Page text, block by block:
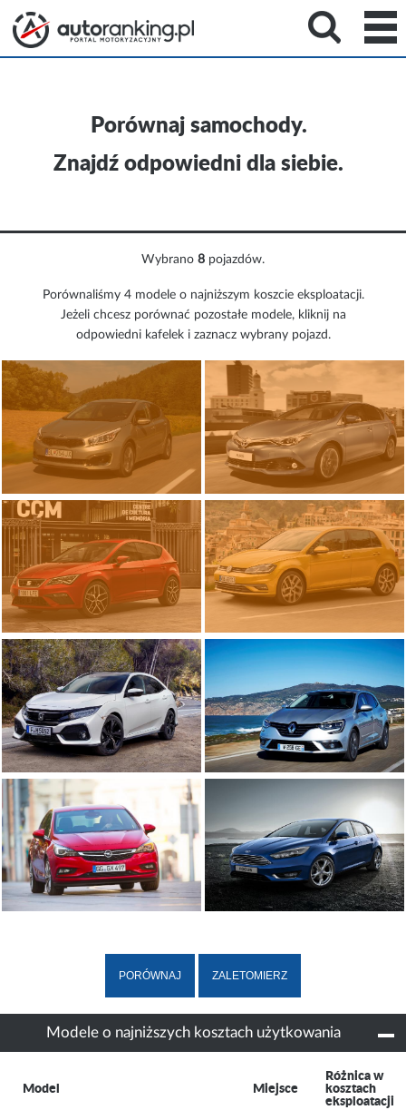
Porównaj samochody.
Znajdź odpowiedni dla siebie.
Wybrano 8 pojazdów.
Porównaliśmy 4 modele o najniższym koszcie eksploatacji.
Jeżeli chcesz porównać pozostałe modele, kliknij na
odpowiedni kafelek i zaznacz wybrany pojazd.
Modele o najniższych kosztach użytkowania
Model Miejsce
Różnica w
kosztach
eksploatacji